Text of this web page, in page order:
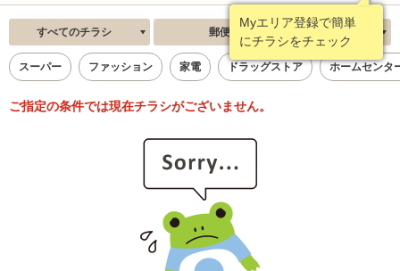
Myエリア登録で簡単
にチラシをチェック
すべてのチラシ 郵便局 新着順
スーパー ファッション 家電 ドラッグストア ホームセンタ
ご指定の条件では現在チラシがございません。